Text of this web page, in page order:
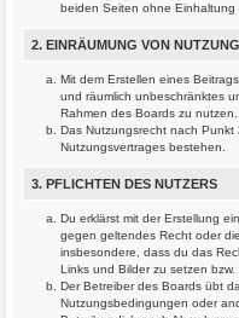
beiden Seiten ohne Einhaltung
2. EINRÄUMUNG VON
Mit dem Erstellen eines
und räumlich unbeschränktes
Rahmen des Boards zu nutzen.
Das Nutzungsrecht nach
Nutzungsvertrages bestehen.
3. PFLICHTEN DES NUTZERS
Du erklärst mit der Erstellung
gegen geltendes Recht oder
insbesondere, dass du das
Links und Bilder zu setzen bzw.
Der Betreiber des Boards übt
Nutzungsbedingungen oder